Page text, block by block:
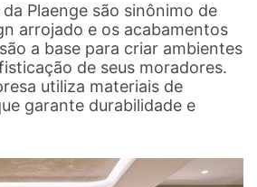
Plaenge são sinônimo de
arrojado e os acabamentos
a base para criar ambientes
de seus moradores.
utiliza materiais de
garante durabilidade e